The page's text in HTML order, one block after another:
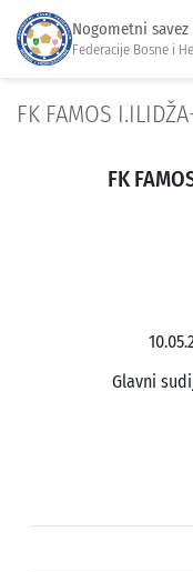
Nogometni savez
Federacije Bosne i
FK FAMOS
FK
Glavni